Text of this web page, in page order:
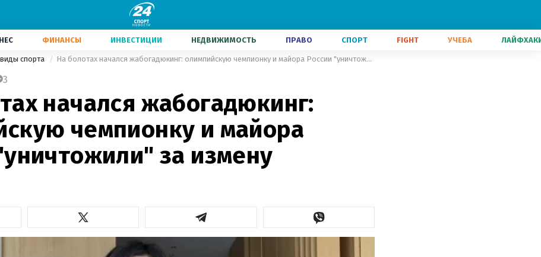
ФИНАНСЫ ИНВЕСТИЦИИ НЕДВИЖИМОСТЬ ПРАВО СПОРТ FIGHT УЧЕБА
спорта На болотах начался жабогадюкинг: олимпийскую чемпионку и майора России "уничтожили" за измену
3
начался жабогадюкинг:
чемпионку и майора
за измену